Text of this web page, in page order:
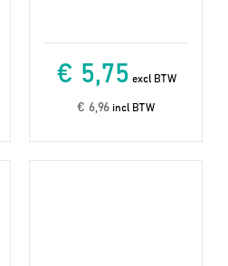
€ 5,75 excl BTW
€ 6,96 incl BTW